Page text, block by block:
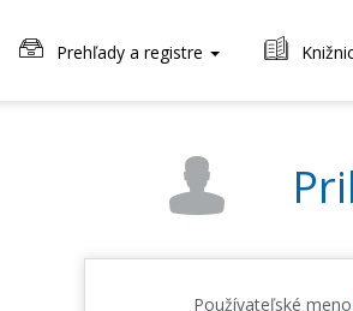
Prehľady a registre
Používateľské meno